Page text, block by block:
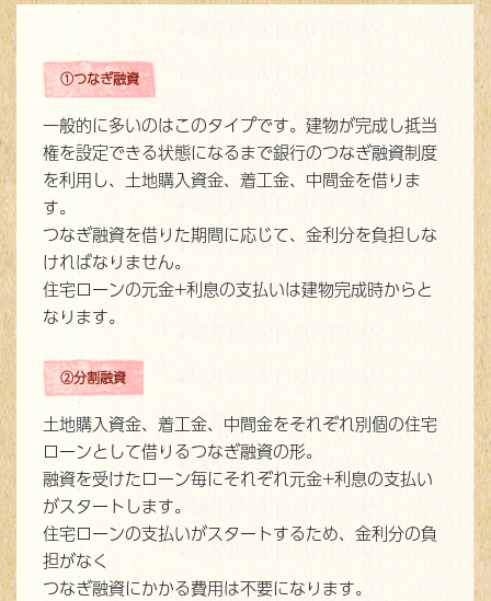
①つなぎ融資
一般的に多いのはこのタイプです。建物が完成し抵当
権を設定できる状態になるまで銀行のつなぎ融資制度
を利用し、土地購入資金、着工金、中間金を借りま
す。
つなぎ融資を借りた期間に応じて、金利分を負担しな
ければなりません。
住宅ローンの元金+利息の支払いは建物完成時からと
なります。
②分割融資
土地購入資金、着工金、中間金をそれぞれ別個の住宅
ローンとして借りるつなぎ融資の形。
融資を受けたローン毎にそれぞれ元金+利息の支払い
がスタートします。
住宅ローンの支払いがスタートするため、金利分の負
担がなく
つなぎ融資にかかる費用は不要になります。